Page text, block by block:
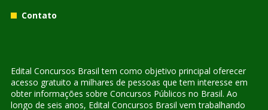
Contato
Edital Concursos Brasil tem como objetivo principal oferecer
acesso gratuito a milhares de pessoas que tem interesse em
obter informações sobre Concursos Públicos no Brasil. Ao
longo de seis anos, Edital Concursos Brasil vem trabalhando